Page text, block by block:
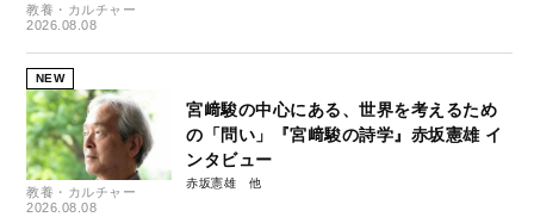
教養・カルチャー
2026.08.08
NEW
教養・カルチャー
2026.08.08
宮﨑駿の中心にある、世界を考えるため
の「問い」『宮﨑駿の詩学』赤坂憲雄 イ
ンタビュー
赤坂憲雄